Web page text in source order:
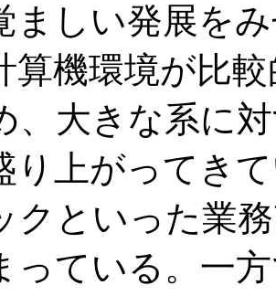
ましい発展を
算機環境が比
、大きな系に
り上がってき
クといった業
っている。一